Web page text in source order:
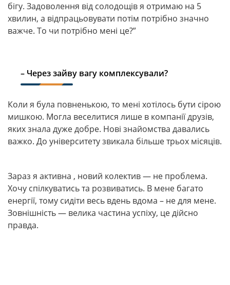
бігу. Задоволення від солодощів я отримаю на 5
хвилин, а відпрацьовувати потім потрібно значно
важче. То чи потрібно мені це?”
– Через зайву вагу комплексували?
Коли я була повненькою, то мені хотілось бути сірою
мишкою. Могла веселитися лише в компанії друзів,
яких знала дуже добре. Нові знайомства давались
важко. До університету звикала більше трьох місяців.
Зараз я активна , новий колектив — не проблема.
Хочу спілкуватись та розвиватись. В мене багато
енергії, тому сидіти весь вдень вдома – не для мене.
Зовнішність — велика частина успіху, це дійсно
правда.